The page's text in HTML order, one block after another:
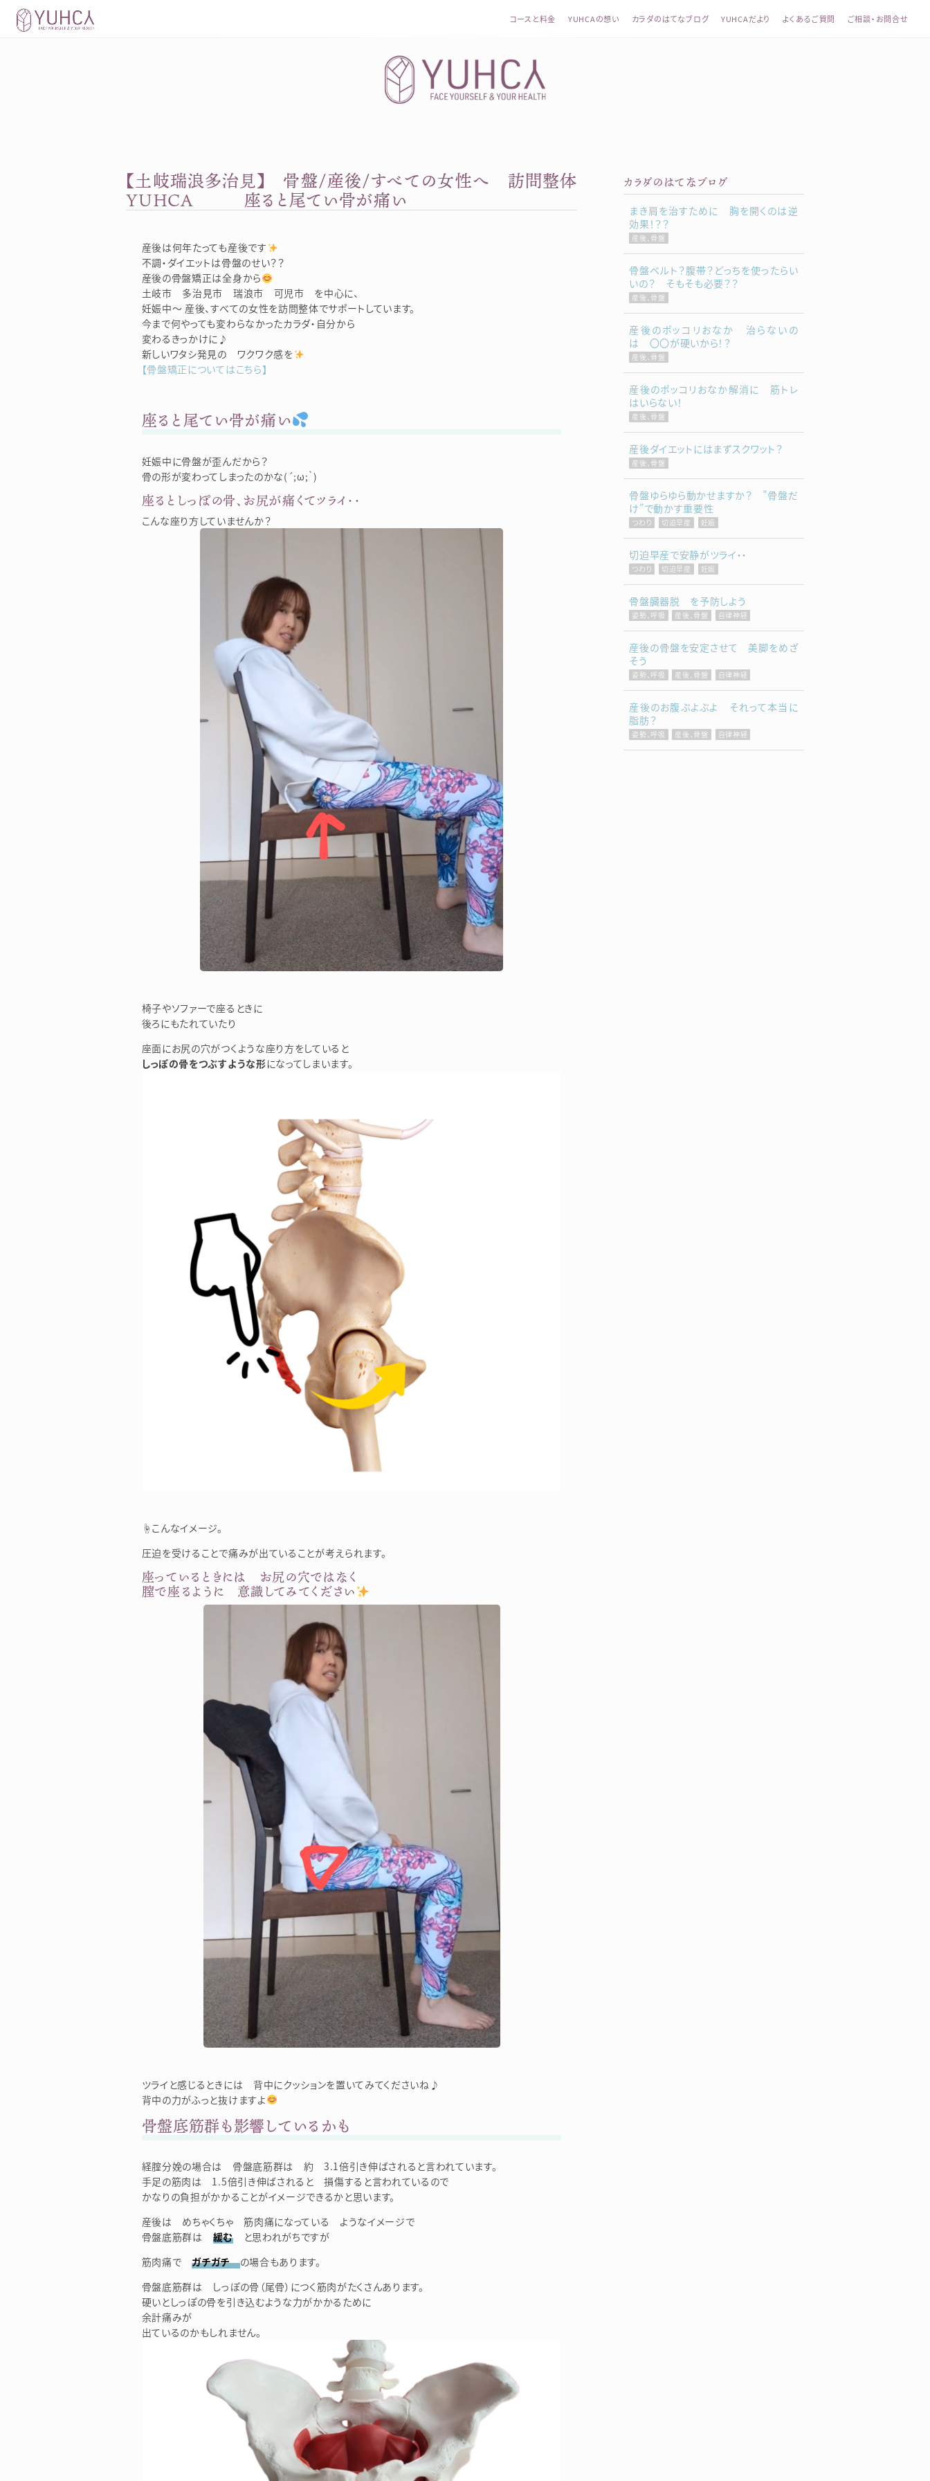
Skip
コースと料金 YUHCAの想い カラダのはてなブログ YUHCAだより よくあるご質問 ご相談・お問合せ
カラダを整え、習慣を変えて、心を前向きに。産前産後訪問整体 YUHCA（ユウカ）
【土岐瑞浪多治見】 骨盤/産後/すべての女性へ 訪問整体
YUHCA 座ると尾てい骨が痛い
産後は何年たっても産後です
不調・ダイエットは骨盤のせい？？
産後の骨盤矯正は全身から
土岐市 多治見市 瑞浪市 可児市 を中心に、
妊娠中～ 産後、すべての女性を訪問整体でサポートしています。
今まで何やっても変わらなかったカラダ・自分から
変わるきっかけに♪
新しいワタシ発見の ワクワク感を
【骨盤矯正についてはこちら】
座ると尾てい骨が痛い
妊娠中に骨盤が歪んだから？
骨の形が変わってしまったのかな(´;ω;｀)
座るとしっぽの骨、お尻が痛くてツライ・・
こんな座り方していませんか？
椅子やソファーで座るときに
後ろにもたれていたり
座面にお尻の穴がつくような座り方をしていると
しっぽの骨をつぶすような形になってしまいます。
☝こんなイメージ。
圧迫を受けることで痛みが出ていることが考えられます。
座っているときには お尻の穴ではなく
膣で座るように 意識してみてください
ツライと感じるときには 背中にクッションを置いてみてくださいね♪
背中の力がふっと抜けますよ
骨盤底筋群も影響しているかも
経腟分娩の場合は 骨盤底筋群は 約 3.1倍引き伸ばされると言われています。
手足の筋肉は 1.5倍引き伸ばされると 損傷すると言われているので
かなりの負担がかかることがイメージできるかと思います。
産後は めちゃくちゃ 筋肉痛になっている ようなイメージで
骨盤底筋群は 緩むと思われがちですが
筋肉痛でガチガチの場合もあります。
骨盤底筋群は しっぽの骨（尾骨）につく筋肉がたくさんあります。
硬いとしっぽの骨を引き込むような力がかかるために
余計痛みが
出ているのかもしれません。
カラダのはてなブログ
まき肩を治すために 胸を開くのは逆
効果！？？
産後、骨盤
骨盤ベルト？腹帯？どっちを使ったらい
いの？ そもそも必要？？
産後、骨盤
産後のポッコリおなか 治らないの
は 〇〇が硬いから！？
産後、骨盤
産後のポッコリおなか解消に 筋トレ
はいらない！
産後、骨盤
産後ダイエットにはまずスクワット？
産後、骨盤
骨盤ゆらゆら動かせますか？ ”骨盤だ
け”で動かす重要性
つわり 切迫早産 妊娠
切迫早産で安静がツライ・・
つわり 切迫早産 妊娠
骨盤臓器脱 を予防しよう
姿勢、呼吸 産後、骨盤 自律神経
産後の骨盤を安定させて 美脚をめざ
そう
姿勢、呼吸 産後、骨盤 自律神経
産後のお腹ぶよぶよ それって本当に
脂肪？
姿勢、呼吸 産後、骨盤 自律神経